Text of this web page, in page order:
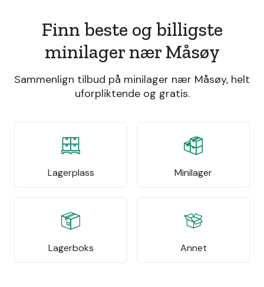
Finn beste og billigste
minilager nær Måsøy
Sammenlign tilbud på minilager nær Måsøy, helt
uforpliktende og gratis.
Lagerplass Minilager
Lagerboks Annet